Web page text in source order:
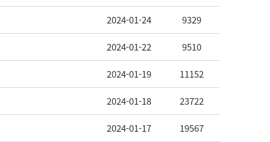
2024-01-24 9329
2024-01-22 9510
2024-01-19 11152
2024-01-18 23722
2024-01-17 19567